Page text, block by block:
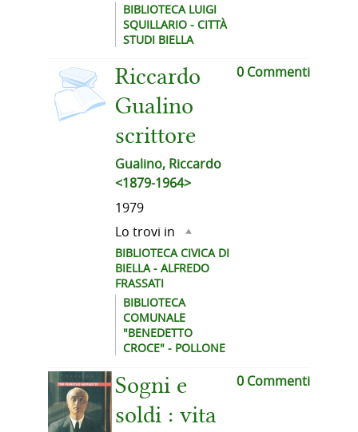
BIBLIOTECA LUIGI
SQUILLARIO - CITTÀ
STUDI BIELLA
copertina
Riccardo
Gualino
scrittore
Gualino, Riccardo
<1879-1964>
1979
Lo trovi in
BIBLIOTECA CIVICA DI
BIELLA - ALFREDO
FRASSATI
BIBLIOTECA
COMUNALE
"BENEDETTO
CROCE" - POLLONE
0 Commenti
Sogni e
soldi : vita
0 Commenti